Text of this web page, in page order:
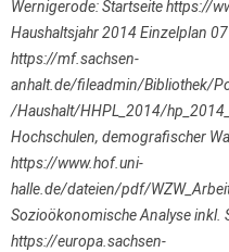
Wernigerode: Startseite https://
Haushaltsjahr 2014 Einzelplan
https://mf.sachsen-
anhalt.de/fileadmin/Bibliothek/
/Haushalt/HHPL_2014/
Hochschulen, demografischer
https://www.hof.uni-
halle.de/dateien/pdf/
Sozioökonomische Analyse inkl.
https://europa.sachsen-